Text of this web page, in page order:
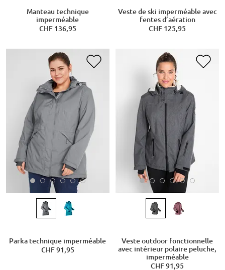
Manteau technique
imperméable
CHF 136,95
Veste de ski imperméable avec
fentes d’aération
CHF 125,95
Parka technique imperméable
CHF 91,95
Veste outdoor fonctionnelle
avec intérieur polaire peluche,
imperméable
CHF 91,95